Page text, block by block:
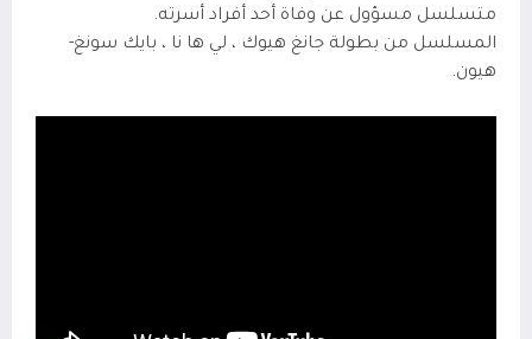
متسلسل مسؤول عن وفاة أحد أفراد أسرته.
المسلسل من بطولة جانغ هيوك ، لي ها نا ، بايك سونغ-
هيون.